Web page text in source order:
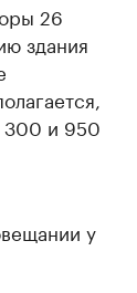
26
здания
300 и 950
у